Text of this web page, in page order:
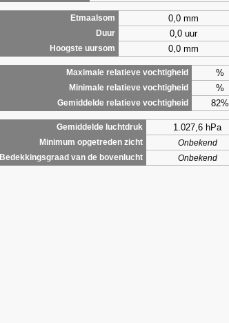
Etmaalsom
0,0 mm
Duur 0,0 uur
Hoogste uursom 0,0 mm
Maximale relatieve vochtigheid
%
Minimale relatieve vochtigheid %
Gemiddelde relatieve vochtigheid 82%
Gemiddelde luchtdruk
1.027,6 hPa
Minimum opgetreden zicht
Onbekend
Bedekkingsgraad van de bovenlucht
Onbekend